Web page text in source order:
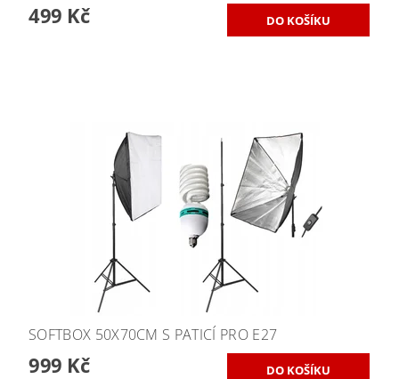
499 Kč
SOFTBOX 50X70CM S PATICÍ PRO E27
999 Kč